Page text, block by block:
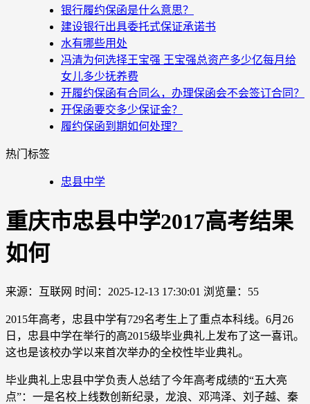
银行履约保函是什么意思？
建设银行出具委托式保证承诺书
水有哪些用处
冯清为何选择王宝强 王宝强总资产多少亿每月给
女儿多少抚养费
开履约保函有合同么，办理保函会不会签订合同？
开保函要交多少保证金？
履约保函到期如何处理？
热门标签
忠县中学
重庆市忠县中学2017高考结果
如何
来源：互联网 时间：2025-12-13 17:30:01 浏览量：55
2015年高考，忠县中学有729名考生上了重点本科线。6月26
日，忠县中学在举行的高2015级毕业典礼上发布了这一喜讯。
这也是该校办学以来首次举办的全校性毕业典礼。
毕业典礼上忠县中学负责人总结了今年高考成绩的“五大亮
点”：一是名校上线数创新纪录，龙浪、邓鸿泽、刘子越、秦